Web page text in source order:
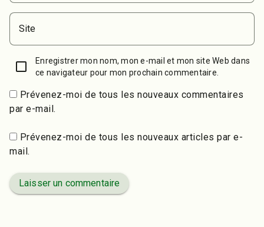
Site
Enregistrer mon nom, mon e-mail et mon site Web dans
ce navigateur pour mon prochain commentaire.
Prévenez-moi de tous les nouveaux commentaires
par e-mail.
Prévenez-moi de tous les nouveaux articles par e-
mail.
Laisser un commentaire